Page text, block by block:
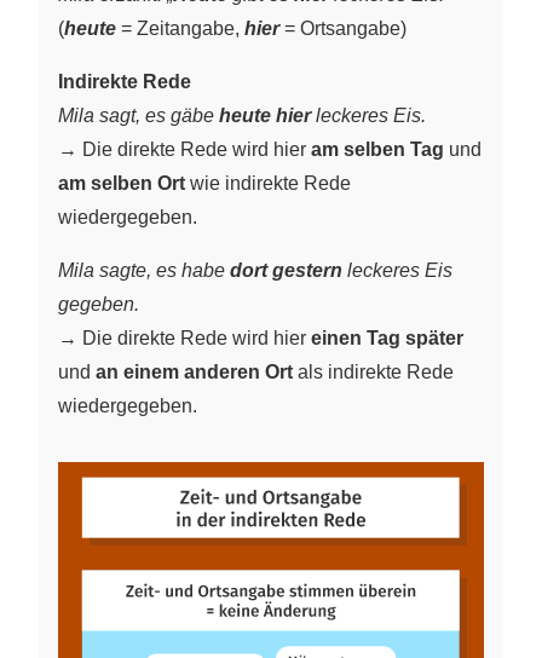
(heute = Zeitangabe, hier= Ortsangabe)
Indirekte Rede
Mila sagt, es gäbe heute hierleckeres Eis.
→ Die direkte Rede wird hier am selben Tag und
am selben Ort wie indirekte Rede
wiedergegeben.
Mila sagte, es habe dort gestern leckeres Eis
gegeben.
→ Die direkte Rede wird hier einen Tag später
und an einem anderen Ort als indirekte Rede
wiedergegeben.